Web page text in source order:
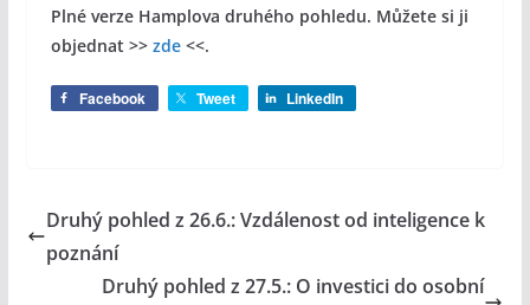
Plné verze Hamplova druhého pohledu. Můžete si ji
objednat >> zde<<.
Facebook Tweet LinkedIn
Druhý pohled z 26.6.: Vzdálenost od inteligence k
poznání
Druhý pohled z 27.5.: O investici do osobní